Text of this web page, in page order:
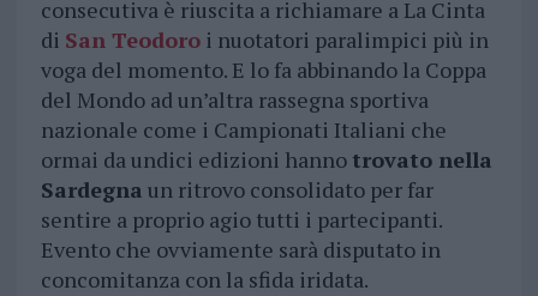
consecutiva è riuscita a richiamare a La Cinta
di San Teodoroi nuotatori paralimpici più in
voga del momento. E lo fa abbinando la Coppa
del Mondo ad un’altra rassegna sportiva
nazionale come i Campionati Italiani che
ormai da undici edizioni hanno trovato nella
Sardegna un ritrovo consolidato per far
sentire a proprio agio tutti i partecipanti.
Evento che ovviamente sarà disputato in
concomitanza con la sfida iridata.